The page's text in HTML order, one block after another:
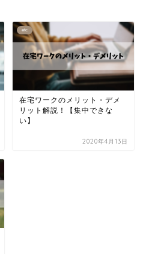
etc
在宅ワークのメリット・デメ
リット解説！【集中できな
い】
2020年4月13日